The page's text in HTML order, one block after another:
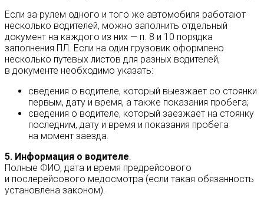
Если за рулем одного и того же автомобиля работают
несколько водителей, можно заполнить отдельный
документ на каждого из них — п. 8 и 10 порядка
заполнения ПЛ. Если на один грузовик оформлено
несколько путевых листов для разных водителей,
в документе необходимо указать:
сведения о водителе, который выезжает со стоянки
первым, дату и время, а также показания пробега;
сведения о водителе, который заезжает на стоянку
последним, дату и время и показания пробега
на момент заезда.
5. Информация о водителе
Полные ФИО, дата и время предрейсового
и послерейсового медосмотра (если такая обязанность
установлена законом).